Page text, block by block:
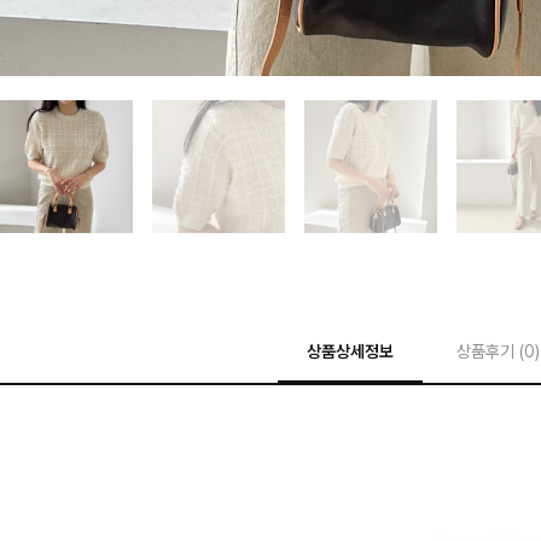
상품상세정보 상품후기 (0)